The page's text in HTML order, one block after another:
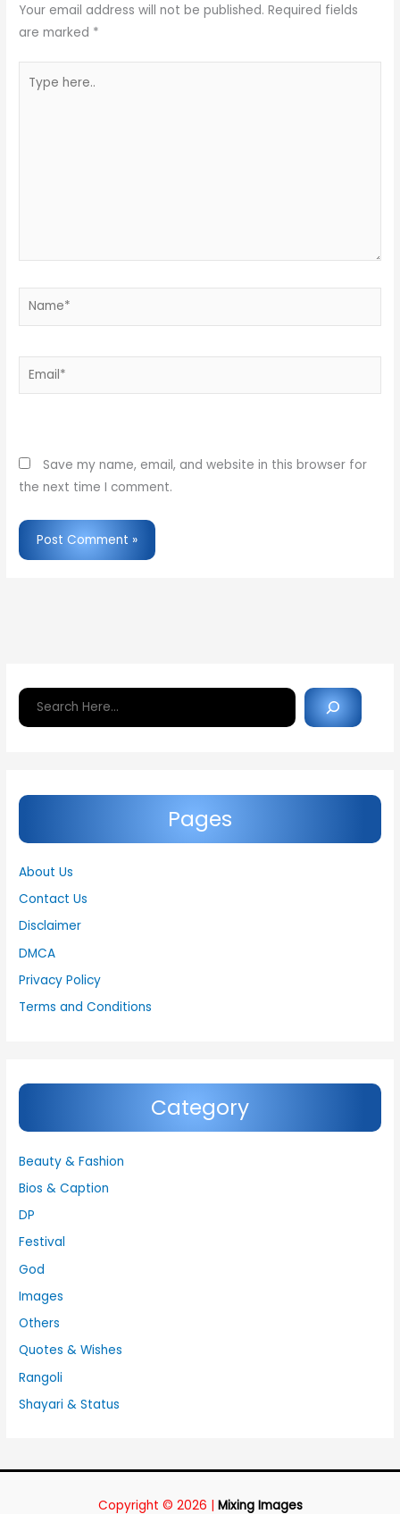
Your email address will not be published. Required fields
are marked *
here..
Name*
Email*
Save my name, email, and website in this browser for
the next time I comment.
Search
Pages
About Us
Contact Us
Disclaimer
DMCA
Privacy Policy
Terms and Conditions
Category
Beauty & Fashion
Bios & Caption
DP
Festival
God
Images
Others
Quotes & Wishes
Rangoli
Shayari & Status
Copyright © 2026 | Mixing Images